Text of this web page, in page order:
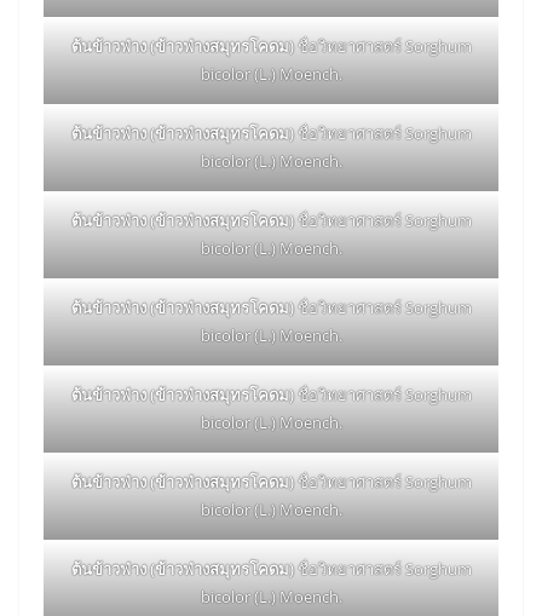
ต้นข้าวฟ่าง (ข้าวฟ่างสมุทรโคดม)ชื่อวิทยาศาสตร์ Sorghum
bicolor (L.) Moench.
ต้นข้าวฟ่าง (ข้าวฟ่างสมุทรโคดม)ชื่อวิทยาศาสตร์ Sorghum
bicolor (L.) Moench.
ต้นข้าวฟ่าง (ข้าวฟ่างสมุทรโคดม)ชื่อวิทยาศาสตร์ Sorghum
bicolor (L.) Moench.
ต้นข้าวฟ่าง (ข้าวฟ่างสมุทรโคดม)ชื่อวิทยาศาสตร์ Sorghum
bicolor (L.) Moench.
ต้นข้าวฟ่าง (ข้าวฟ่างสมุทรโคดม)ชื่อวิทยาศาสตร์ Sorghum
bicolor (L.) Moench.
ต้นข้าวฟ่าง (ข้าวฟ่างสมุทรโคดม)ชื่อวิทยาศาสตร์ Sorghum
bicolor (L.) Moench.
ต้นข้าวฟ่าง (ข้าวฟ่างสมุทรโคดม)ชื่อวิทยาศาสตร์ Sorghum
bicolor (L.) Moench.